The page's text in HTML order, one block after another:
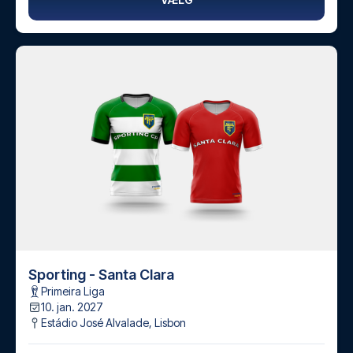
Sporting - Santa Clara
Primeira Liga
10. jan. 2027
Estádio José Alvalade, Lisbon